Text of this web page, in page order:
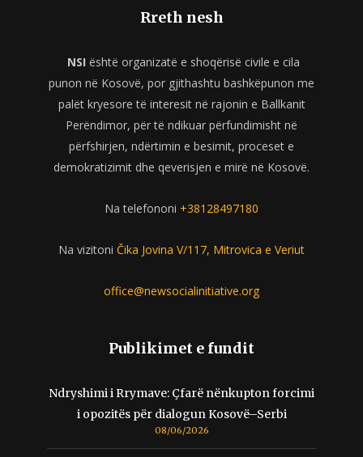
Rreth nesh
NSI është organizatë e shoqërisë civile e cila
punon në Kosovë, por gjithashtu bashkëpunon me
palët kryesore të interesit në rajonin e Ballkanit
Perëndimor, për të ndikuar përfundimisht në
përfshirjen, ndërtimin e besimit, proceset e
demokratizimit dhe qeverisjen e mirë në Kosovë.
Na telefononi +38128497180
Na vizitoni Čika Jovina V/117, Mitrovica e Veriut
office@newsocialinitiative.org
Publikimet e fundit
Ndryshimi i Rrymave: Çfarë nënkupton forcimi
i opozitës për dialogun Kosovë–Serbi
08/06/2026